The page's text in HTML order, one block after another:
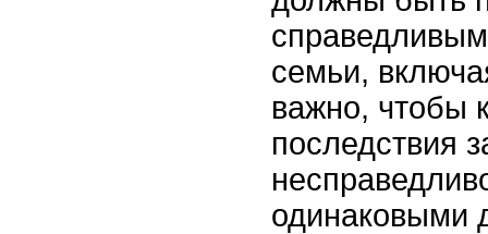
семьи,
важно, чтобы
последствия
одинаковыми